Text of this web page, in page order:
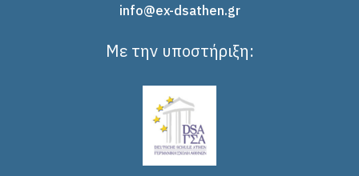
info@ex-dsathen.gr
Με την υποστήριξη: